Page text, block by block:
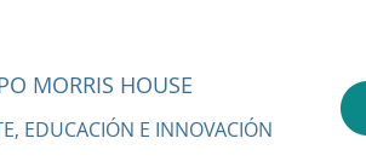
MORRIS HOUSE
EDUCACIÓN E INNOVACIÓN